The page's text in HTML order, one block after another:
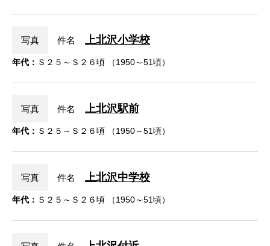
写真 件名 上北沢小学校
年代： Ｓ２５～Ｓ２６頃 （1950～51頃）
写真 件名 上北沢駅前
年代： Ｓ２５～Ｓ２６頃 （1950～51頃）
写真 件名 上北沢中学校
年代： Ｓ２５～Ｓ２６頃 （1950～51頃）